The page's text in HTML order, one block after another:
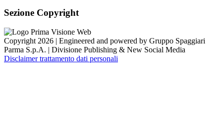
Sezione Copyright
Copyright 2026 | Engineered and powered by Gruppo Spaggiari
Parma S.p.A. | Divisione Publishing & New Social Media
Disclaimer trattamento dati personali